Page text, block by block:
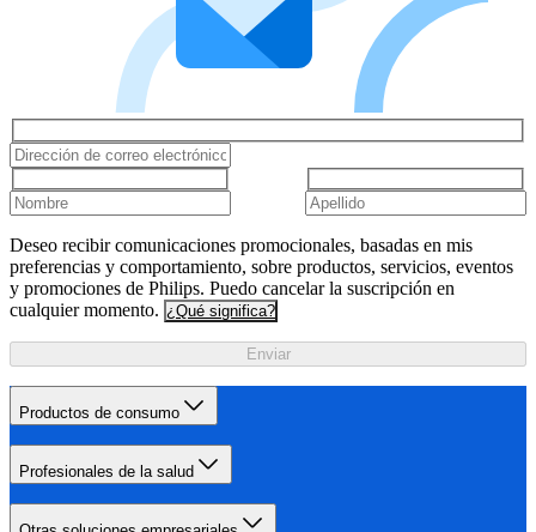
Deseo recibir comunicaciones promocionales, basadas en mis
preferencias y comportamiento, sobre productos, servicios, eventos
y promociones de Philips. Puedo cancelar la suscripción en
cualquier momento. ¿Qué significa?
Enviar
Productos de consumo
Profesionales de la salud